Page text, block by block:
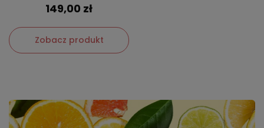
149,00 zł
Zobacz produkt